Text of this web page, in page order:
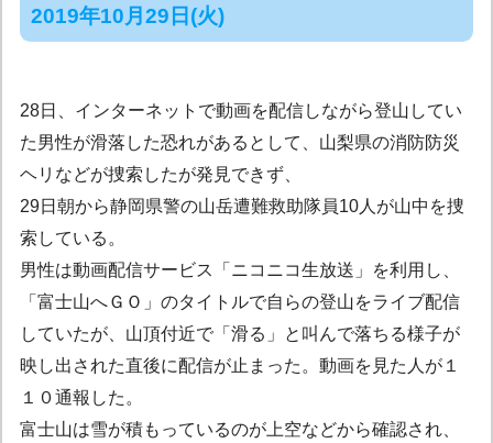
2019年10月29日(火)
28日、インターネットで動画を配信しながら登山してい
た男性が滑落した恐れがあるとして、山梨県の消防防災
ヘリなどが捜索したが発見できず、
29日朝から静岡県警の山岳遭難救助隊員10人が山中を捜
索している。
男性は動画配信サービス「ニコニコ生放送」を利用し、
「富士山へＧＯ」のタイトルで自らの登山をライブ配信
していたが、山頂付近で「滑る」と叫んで落ちる様子が
映し出された直後に配信が止まった。動画を見た人が１
１０通報した。
富士山は雪が積もっているのが上空などから確認され、